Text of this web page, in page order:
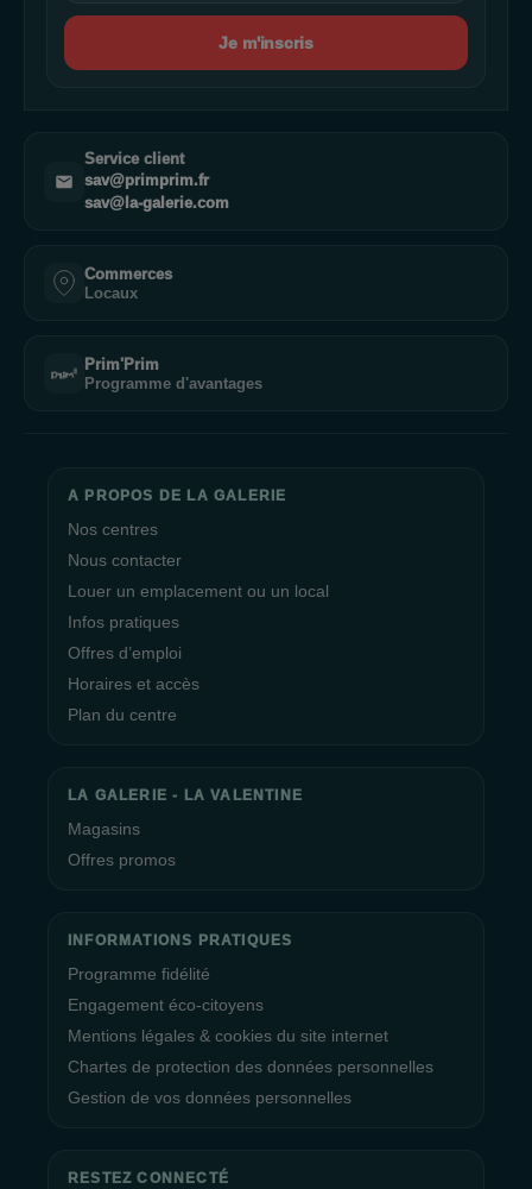
Je m'inscris
Service client
sav@primprim.fr
sav@la-galerie.com
Commerces
Locaux
Prim'Prim
Programme d'avantages
A PROPOS DE LA GALERIE
Nos centres
Nous contacter
Louer un emplacement ou un local
Infos pratiques
Offres d’emploi
Horaires et accès
Plan du centre
LA GALERIE - LA VALENTINE
Magasins
Offres promos
INFORMATIONS PRATIQUES
Programme fidélité
Engagement éco-citoyens
Mentions légales & cookies du site internet
Chartes de protection des données personnelles
Gestion de vos données personnelles
RESTEZ CONNECTÉ